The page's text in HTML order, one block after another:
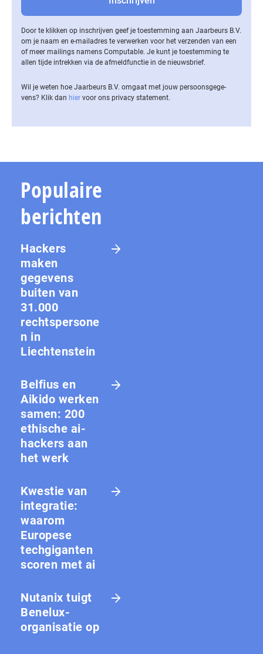
Door te klikken op inschrijven geef je toestemming aan Jaarbeurs B.V.
om je naam en e-mailadres te verwerken voor het verzenden van een
of meer mailings namens Computable. Je kunt je toestemming te
allen tijde intrekken via de af­meld­func­tie in de nieuwsbrief.
Wil je weten hoe Jaarbeurs B.V. omgaat met jouw per­soons­ge­ge­
vens? Klik dan hier voor ons privacy statement.
Populaire
berichten
Hackers
maken
gegevens
buiten van
31.000
rechtspersone
n in
Liechtenstein
Belfius en
Aikido werken
samen: 200
ethische ai-
hackers aan
het werk
Kwestie van
integratie:
waarom
Europese
techgiganten
scoren met ai
Nutanix tuigt
Benelux-
organisatie op